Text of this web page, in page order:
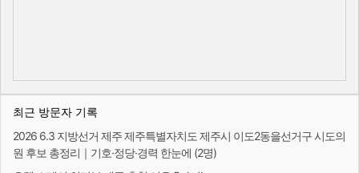
최근 방문자 기록
2026 6.3 지방선거 제주 제주특별자치도 제주시 이도2동을선거구 시도의
원 후보 총정리｜기호·정당·경력 한눈에 (2명)